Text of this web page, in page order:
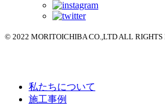
© 2022 MORITOICHIBA CO.,LTD ALL RIGHTS
私たちについて
施工事例